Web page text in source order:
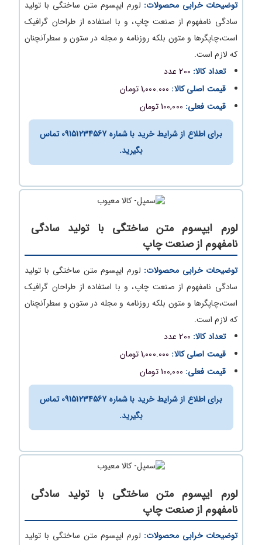
توضیحات خرابی محصولات: لورم ایپسوم متن ساختگی با تولید
سادگی نامفهوم از صنعت چاپ، و با استفاده از طراحان گرافیک
است،چاپگرها و متون بلکه روزنامه و مجله در ستون و سطرآنچنان
که لازم است.
تعداد کالا: 200 عدد
قیمت اصلی کالا: 1,000.000 تومان
قیمت فعلی: 100,000 تومان
برای اطلاع از شرایط خرید با شماره 09151234567 تماس
بگیرید.
لورم ایپسوم متن ساختگی با تولید سادگی
نامفهوم از صنعت چاپ
توضیحات خرابی محصولات: لورم ایپسوم متن ساختگی با تولید
سادگی نامفهوم از صنعت چاپ، و با استفاده از طراحان گرافیک
است،چاپگرها و متون بلکه روزنامه و مجله در ستون و سطرآنچنان
که لازم است.
تعداد کالا: 200 عدد
قیمت اصلی کالا: 1,000.000 تومان
قیمت فعلی: 100,000 تومان
برای اطلاع از شرایط خرید با شماره 09151234567 تماس
بگیرید.
لورم ایپسوم متن ساختگی با تولید سادگی
نامفهوم از صنعت چاپ
توضیحات خرابی محصولات: لورم ایپسوم متن ساختگی با تولید